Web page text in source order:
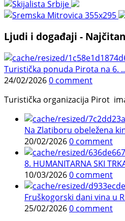
Ljudi i događaji -
Turistička ponuda Pirota na 6.
24/02/20260 comment
Turistička organizacija Pirot
Na Zlatiboru obeležena
20/02/20260 comment
8. HUMANITARNA SKI
10/03/20260 comment
Fruškogorski dani vina u
25/02/20260 comment